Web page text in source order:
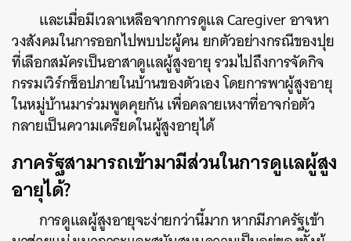
และเมื่อมีเวลาเหลือจากการดูแล Caregiver อาจหา
วงสังคมในการออกไปพบปะผู้คน ยกตัวอย่างกรณีของปุย
ที่เลือกสมัครเป็นอาสาดูแลผู้สูงอายุ รวมไปถึงการจัดกิจ
กรรมเวิร์กช็อปภายในบ้านของตัวเอง โดยการพาผู้สูงอายุ
ในหมู่บ้านมาร่วมพูดคุยกัน เพื่อคลายเหงาที่อาจก่อตัว
กลายเป็นความเครียดในผู้สูงอายุได้
ภาครัฐสามารถเข้ามามีส่วนในการดูแลผู้สูง
อายุได้?
การดูแลผู้สูงอายุจะง่ายกว่านี้มาก หากมีภาครัฐเข้า